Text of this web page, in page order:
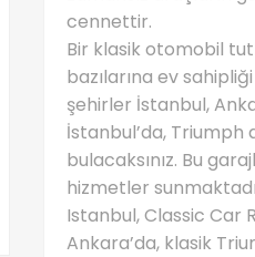
cennettir.
Bir klasik otomobil
bazılarına ev
şehirler İstanbul,
İstanbul’da, Triumph
bulacaksınız. Bu
hizmetler
Istanbul, Classic Car
Ankara’da, klasik